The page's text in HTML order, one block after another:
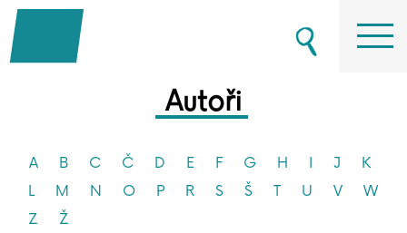
Autoři
A B C Č D E F G H I J
K
L
M N O P R S Š T U V
W
Z
Ž